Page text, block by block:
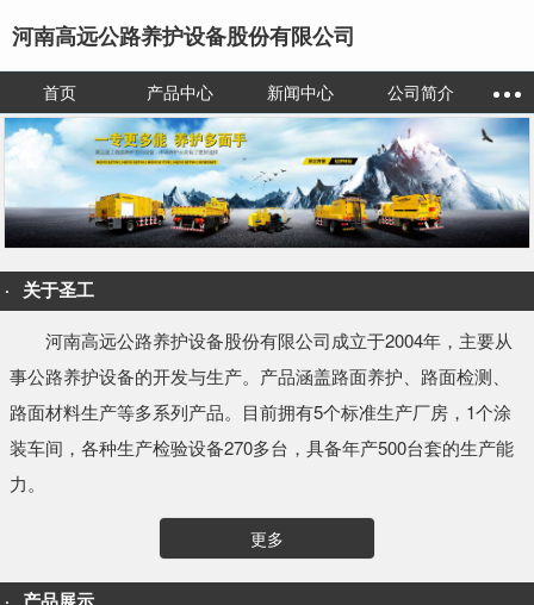
河南高远公路养护设备股份有限公司
首页 产品中心 新闻中心 公司简介
关于圣工
河南高远公路养护设备股份有限公司成立于2004年，主要从
事公路养护设备的开发与生产。产品涵盖路面养护、路面检测、
路面材料生产等多系列产品。目前拥有5个标准生产厂房，1个涂
装车间，各种生产检验设备270多台，具备年产500台套的生产能
力。
更多